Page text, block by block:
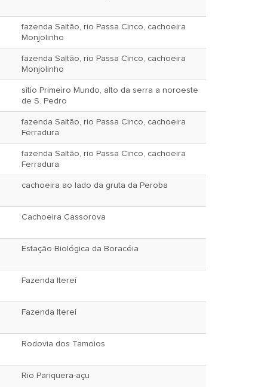
fazenda Saltão, rio Passa Cinco, cachoeira
Monjolinho
fazenda Saltão, rio Passa Cinco, cachoeira
Monjolinho
sítio Primeiro Mundo, alto da serra a noroeste
de S. Pedro
fazenda Saltão, rio Passa Cinco, cachoeira
Ferradura
fazenda Saltão, rio Passa Cinco, cachoeira
Ferradura
cachoeira ao lado da gruta da Peroba
Cachoeira Cassorova
Estação Biológica da Boracéia
Fazenda Itereí
Fazenda Itereí
Rodovia dos Tamoios
Rio Pariquera-açu